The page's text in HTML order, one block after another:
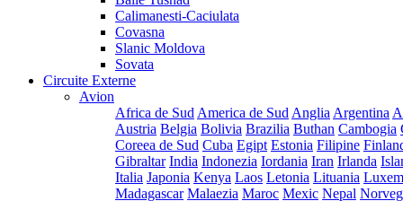
Calimanesti-Caciulata
Covasna
Slanic Moldova
Sovata
Circuite Externe
Avion
Africa de Sud America de Sud Anglia Argentina
Austria Belgia Bolivia Brazilia Buthan Cambogia
Coreea de Sud Cuba Egipt Estonia Filipine
Gibraltar India Indonezia Iordania Iran Irlanda
Italia Japonia Kenya Laos Letonia Lituania
Madagascar Malaezia Maroc Mexic Nepal